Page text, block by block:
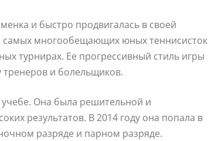
и быстро продвигалась в своей
самых многообещающих юных теннисисток
турнирах. Ее прогрессивный стиль игры
тренеров и болельщиков.
Она была решительной и
результатов. В 2014 году она попала в
разряде и парном разряде.